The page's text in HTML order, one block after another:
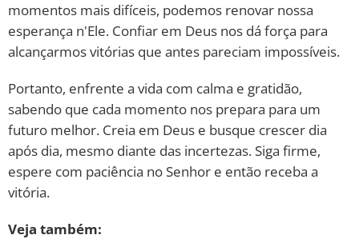
momentos mais difíceis, podemos renovar nossa
esperança n'Ele. Confiar em Deus nos dá força para
alcançarmos vitórias que antes pareciam impossíveis.
Portanto, enfrente a vida com calma e gratidão,
sabendo que cada momento nos prepara para um
futuro melhor. Creia em Deus e busque crescer dia
após dia, mesmo diante das incertezas. Siga firme,
espere com paciência no Senhor e então receba a
vitória.
Veja também: